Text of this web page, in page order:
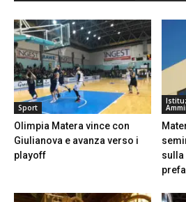
Sport
Olimpia Matera vince con
Giulianova e avanza verso i
playoff
sulla